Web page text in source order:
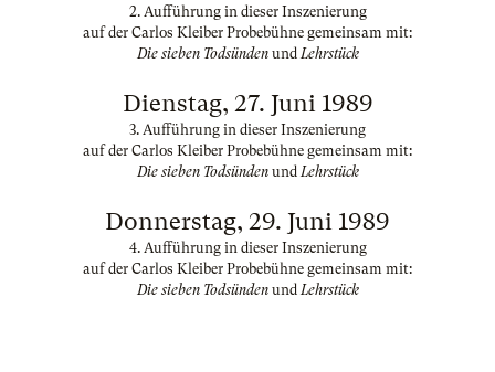
2. Aufführung in dieser Inszenierung
auf der Carlos Kleiber Probebühne gemeinsam mit:
Die sieben Todsündenund Lehrstück
Dienstag, 27. Juni 1989
3. Aufführung in dieser Inszenierung
auf der Carlos Kleiber Probebühne gemeinsam mit:
Die sieben Todsündenund Lehrstück
Donnerstag, 29. Juni 1989
4. Aufführung in dieser Inszenierung
auf der Carlos Kleiber Probebühne gemeinsam mit:
Die sieben Todsündenund Lehrstück